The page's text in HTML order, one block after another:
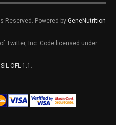
Reserved. Powered by GeneNutrition
Twitter, Inc. Code licensed under
SIL OFL 1.1